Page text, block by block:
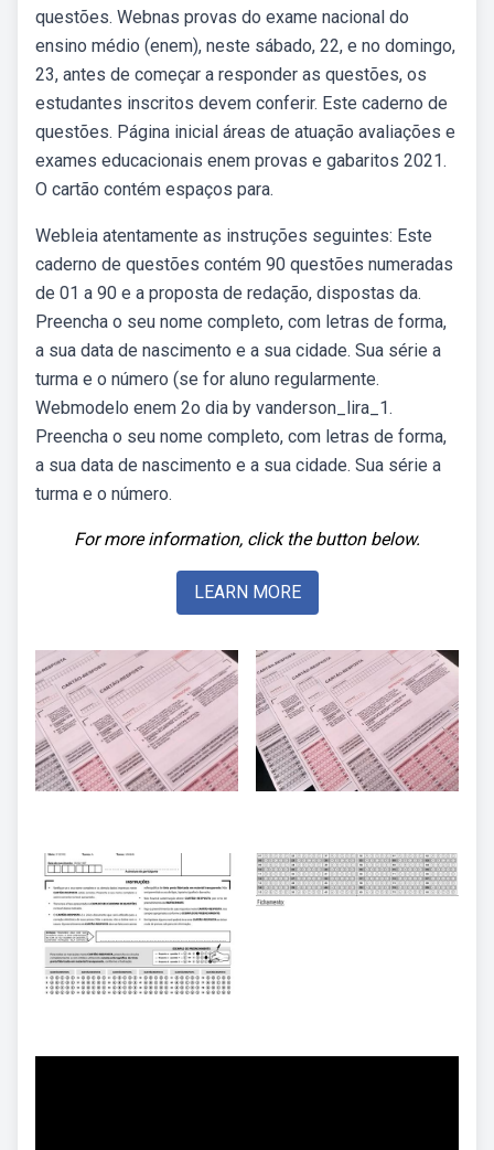
questões. Webnas provas do exame nacional do
ensino médio (enem), neste sábado, 22, e no domingo,
23, antes de começar a responder as questões, os
estudantes inscritos devem conferir. Este caderno de
questões. Página inicial áreas de atuação avaliações e
exames educacionais enem provas e gabaritos 2021.
O cartão contém espaços para.
Webleia atentamente as instruções seguintes: Este
caderno de questões contém 90 questões numeradas
de 01 a 90 e a proposta de redação, dispostas da.
Preencha o seu nome completo, com letras de forma,
a sua data de nascimento e a sua cidade. Sua série a
turma e o número (se for aluno regularmente.
Webmodelo enem 2o dia by vanderson_lira_1.
Preencha o seu nome completo, com letras de forma,
a sua data de nascimento e a sua cidade. Sua série a
turma e o número.
For more information, click the button below.
LEARN MORE